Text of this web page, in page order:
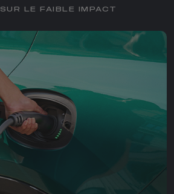
LE FAIBLE IMPACT